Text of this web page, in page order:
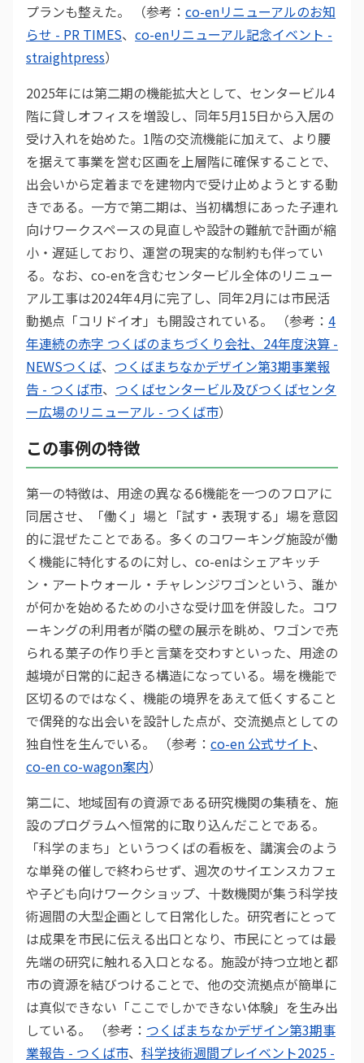
プランも整えた。 （参考： co-enリニューアルのお知
らせ - PR TIMES、 co-enリニューアル記念イベント -
straightpress）
2025年には第二期の機能拡大として、センタービル4
階に貸しオフィスを増設し、同年5月15日から入居の
受け入れを始めた。1階の交流機能に加えて、より腰
を据えて事業を営む区画を上層階に確保することで、
出会いから定着までを建物内で受け止めようとする動
きである。一方で第二期は、当初構想にあった子連れ
向けワークスペースの見直しや設計の難航で計画が縮
小・遅延しており、運営の現実的な制約も伴ってい
る。なお、co-enを含むセンタービル全体のリニュー
アル工事は2024年4月に完了し、同年2月には市民活
動拠点「コリドイオ」も開設されている。 （参考： 4
年連続の赤字 つくばのまちづくり会社、24年度決算 -
NEWSつくば、 つくばまちなかデザイン第3期事業報
告 - つくば市、 つくばセンタービル及びつくばセンタ
ー広場のリニューアル - つくば市）
この事例の特徴
第一の特徴は、用途の異なる6機能を一つのフロアに
同居させ、「働く」場と「試す・表現する」場を意図
的に混ぜたことである。多くのコワーキング施設が働
く機能に特化するのに対し、co-enはシェアキッチ
ン・アートウォール・チャレンジワゴンという、誰か
が何かを始めるための小さな受け皿を併設した。コワ
ーキングの利用者が隣の壁の展示を眺め、ワゴンで売
られる菓子の作り手と言葉を交わすといった、用途の
越境が日常的に起きる構造になっている。場を機能で
区切るのではなく、機能の境界をあえて低くすること
で偶発的な出会いを設計した点が、交流拠点としての
独自性を生んでいる。 （参考： co-en 公式サイト、
co-en co-wagon案内）
第二に、地域固有の資源である研究機関の集積を、施
設のプログラムへ恒常的に取り込んだことである。
「科学のまち」というつくばの看板を、講演会のよう
な単発の催しで終わらせず、週次のサイエンスカフェ
や子ども向けワークショップ、十数機関が集う科学技
術週間の大型企画として日常化した。研究者にとって
は成果を市民に伝える出口となり、市民にとっては最
先端の研究に触れる入口となる。施設が持つ立地と都
市の資源を結びつけることで、他の交流拠点が簡単に
は真似できない「ここでしかできない体験」を生み出
している。 （参考： つくばまちなかデザイン第3期事
業報告 - つくば市、 科学技術週間プレイベント2025 -